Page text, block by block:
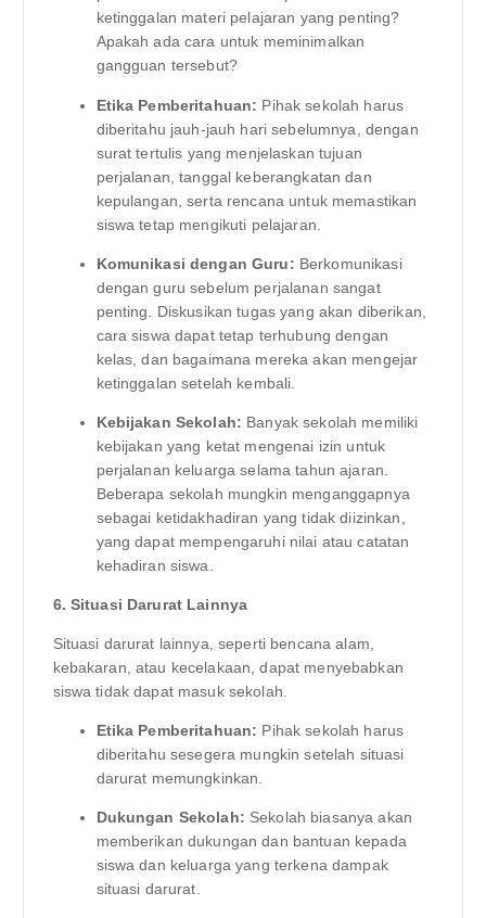
ketinggalan materi pelajaran yang penting?
Apakah ada cara untuk meminimalkan
gangguan tersebut?
Etika Pemberitahuan: Pihak sekolah harus
diberitahu jauh-jauh hari sebelumnya, dengan
surat tertulis yang menjelaskan tujuan
perjalanan, tanggal keberangkatan dan
kepulangan, serta rencana untuk memastikan
siswa tetap mengikuti pelajaran.
Komunikasi dengan Guru: Berkomunikasi
dengan guru sebelum perjalanan sangat
penting. Diskusikan tugas yang akan diberikan,
cara siswa dapat tetap terhubung dengan
kelas, dan bagaimana mereka akan mengejar
ketinggalan setelah kembali.
Kebijakan Sekolah: Banyak sekolah memiliki
kebijakan yang ketat mengenai izin untuk
perjalanan keluarga selama tahun ajaran.
Beberapa sekolah mungkin menganggapnya
sebagai ketidakhadiran yang tidak diizinkan,
yang dapat mempengaruhi nilai atau catatan
kehadiran siswa.
6. Situasi Darurat Lainnya
Situasi darurat lainnya, seperti bencana alam,
kebakaran, atau kecelakaan, dapat menyebabkan
siswa tidak dapat masuk sekolah.
Etika Pemberitahuan: Pihak sekolah harus
diberitahu sesegera mungkin setelah situasi
darurat memungkinkan.
Dukungan Sekolah: Sekolah biasanya akan
memberikan dukungan dan bantuan kepada
siswa dan keluarga yang terkena dampak
situasi darurat.